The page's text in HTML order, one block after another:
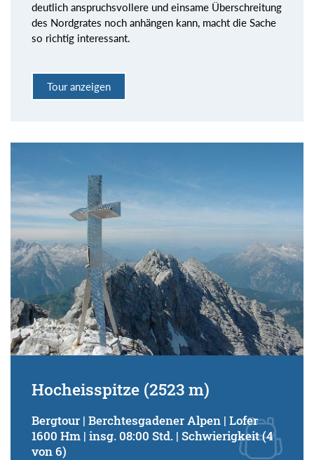
deutlich anspruchsvollere und einsame Überschreitung
des Nordgrates noch anhängen kann, macht die Sache
so richtig interessant.
Tour anzeigen
Hocheisspitze (2523 m)
Bergtour | Berchtesgadener Alpen | Lofer
1600 Hm | insg. 08:00 Std. | Schwierigkeit (4
von 6)